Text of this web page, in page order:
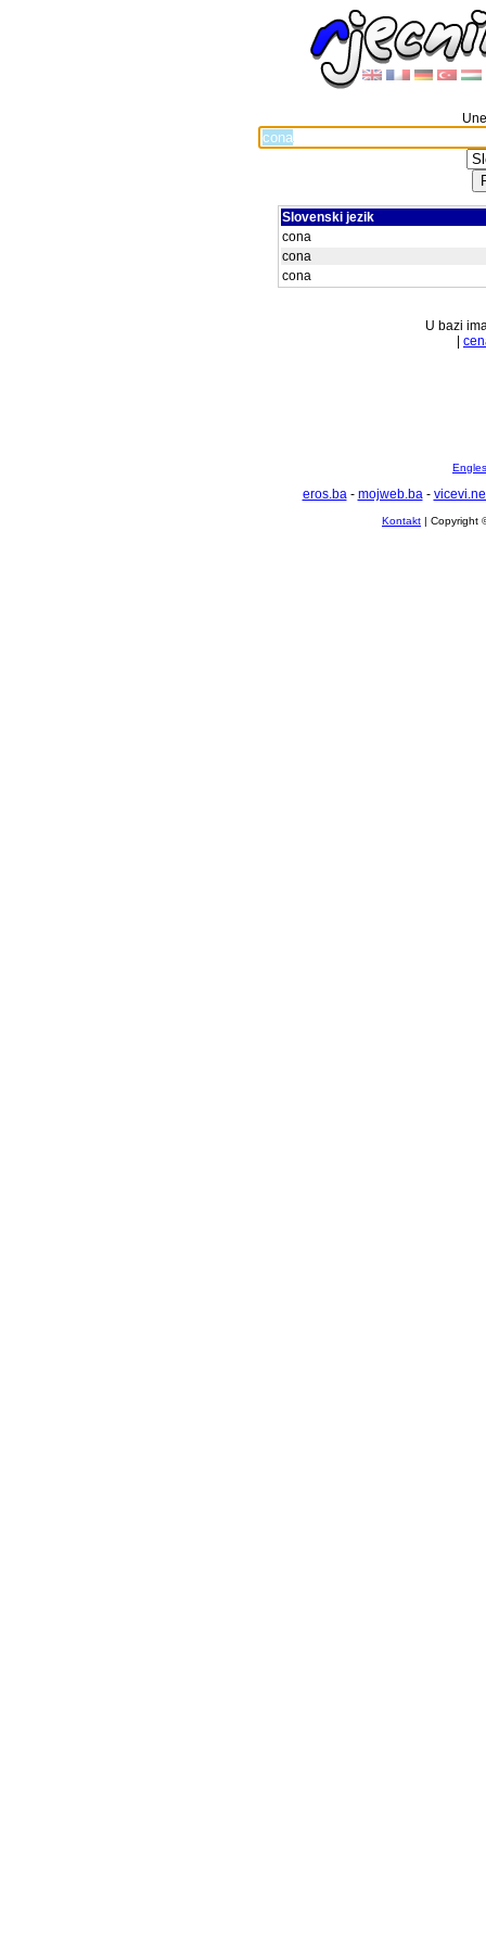
Slovenski jezik
cona
cona
cona
U bazi
eros.ba- mojweb.ba-
Kontakt | Copyright